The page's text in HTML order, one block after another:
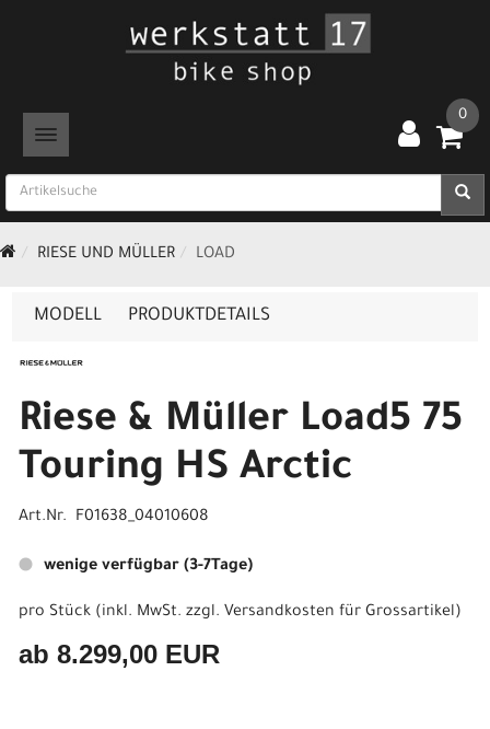
TOGGLE NAVIGATION
0
RIESE UND MÜLLER LOAD
MODELL PRODUKTDETAILS
Riese & Müller Load5 75
Touring HS Arctic
Art.Nr. F01638_04010608
wenige verfügbar (3-7Tage)
pro Stück (inkl. MwSt. zzgl. Versandkosten für Grossartikel)
ab 8.299,00 EUR